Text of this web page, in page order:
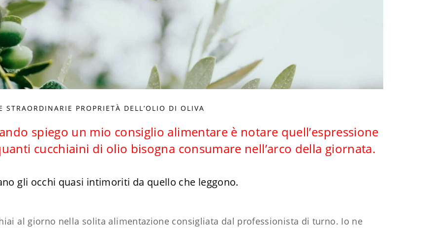
STRAORDINARIE PROPRIETÀ DELL’OLIO DI OLIVA
spiego un mio consiglio alimentare è notare quell’espressione
cucchiaini di olio bisogna consumare nell’arco della giornata.
gli occhi quasi intimoriti da quello che leggono.
al giorno nella solita alimentazione consigliata dal professionista di turno. Io ne